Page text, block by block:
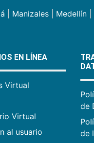
Manizales| Medellín|
EN LÍNEA
Virtual
Virtual
al usuario
de
de